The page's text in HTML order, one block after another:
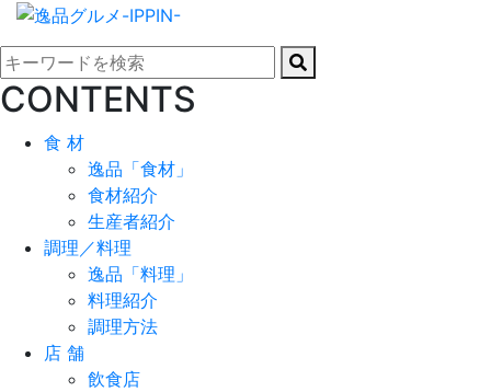
CONTENTS
食 材
逸品「食材」
食材紹介
生産者紹介
調理／料理
逸品「料理」
料理紹介
調理方法
店 舗
飲食店